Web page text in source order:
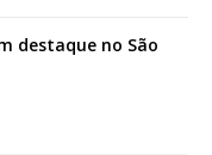
destaque no São